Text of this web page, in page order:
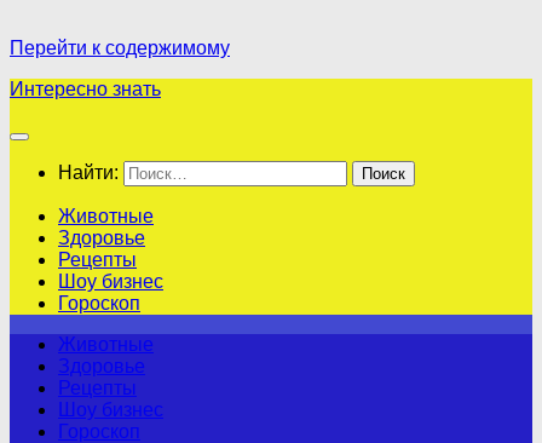
Перейти к содержимому
Интересно знать
Найти:
Животные
Здоровье
Рецепты
Шоу бизнес
Гороскоп
Животные
Здоровье
Рецепты
Шоу бизнес
Гороскоп